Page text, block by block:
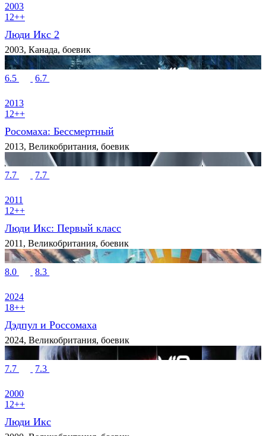
2003
12++
Люди Икс 2
2003, Канада, боевик
6.5 6.7
2013
12++
Росомаха: Бессмертный
2013, Великобритания, боевик
7.7 7.7
2011
12++
Люди Икс: Первый класс
2011, Великобритания, боевик
8.0 8.3
2024
18++
Дэдпул и Россомаха
2024, Великобритания, боевик
7.7 7.3
2000
12++
Люди Икс